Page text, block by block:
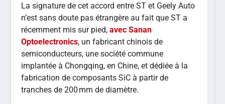
La signature de cet accord entre ST et Geely Auto
n’est sans doute pas étrangère au fait que ST a
récemment mis sur pied,avec Sanan
Optoelectronics, un fabricant chinois de
semiconducteurs, une société commune
implantée à Chongqing, en Chine, et dédiée à la
fabrication de composants SiC à partir de
tranches de 200 mm de diamètre.